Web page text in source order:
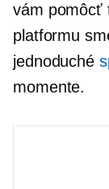
vám pomôcť
platformu
jednoduché
momente.